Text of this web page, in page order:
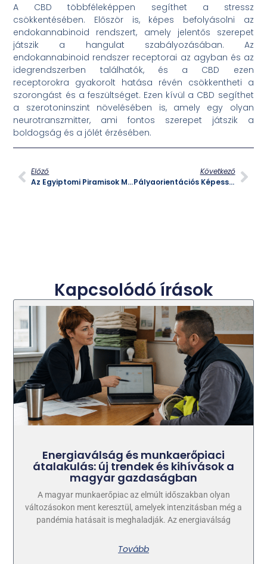
A CBD többféleképpen segíthet a stressz
csökkentésében. Először is, képes befolyásolni az
endokannabinoid rendszert, amely jelentős szerepet
játszik a hangulat szabályozásában. Az
endokannabinoid rendszer receptorai az agyban és az
idegrendszerben találhatók, és a CBD ezen
receptorokra gyakorolt hatása révén csökkentheti a
szorongást és a feszültséget. Ezen kívül a CBD segíthet
a szerotoninszint növelésében is, amely egy olyan
neurotranszmitter, ami fontos szerepet játszik a
boldogság és a jólét érzésében.
Előző
Az Egyiptomi Piramisok Misztikuma és Jelentősége
Következő
Pályaorientációs Képességmérés: Hogyan Segíthet a Jövőd Megtervezésében?
Kapcsolódó írások
Energiaválság és munkaerőpiaci
átalakulás: új trendek és kihívások a
magyar gazdaságban
A magyar munkaerőpiac az elmúlt időszakban olyan
változásokon ment keresztül, amelyek intenzitásban még a
pandémia hatásait is meghaladják. Az energiaválság
Tovább